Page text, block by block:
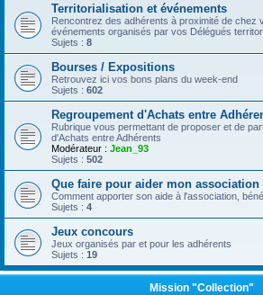
Territorialisation et événements
Rencontrez des adhérents à proximité de chez
événements organisés par vos Délégués
Sujets : 8
Bourses / Expositions
Retrouvez ici vos bons plans du week-end
Sujets : 602
Regroupement d'Achats entre
Rubrique vous permettant de proposer et de
d'Achats entre Adhérents
Modérateur : Jean_93
Sujets : 502
Que faire pour aider mon association
Comment apporter son aide à l'association,
Sujets : 4
Jeux concours
Jeux organisés par et pour les adhérents
Sujets : 19
Mission "Collection"